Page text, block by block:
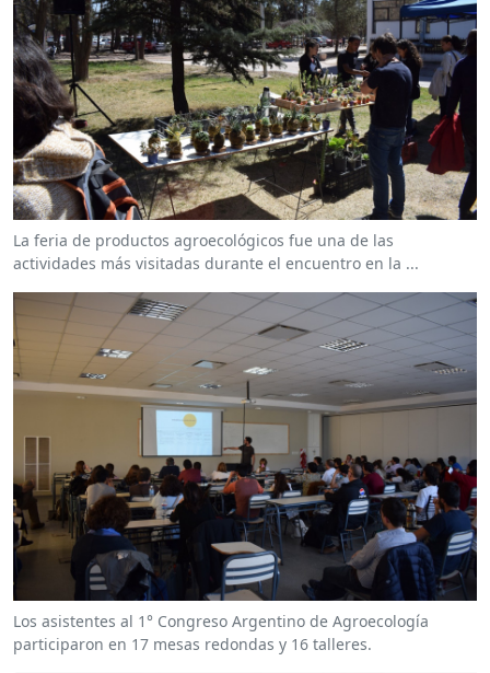
La feria de productos agroecológicos fue una de las
actividades más visitadas durante el encuentro en la ...
Los asistentes al 1° Congreso Argentino de Agroecología
participaron en 17 mesas redondas y 16 talleres.